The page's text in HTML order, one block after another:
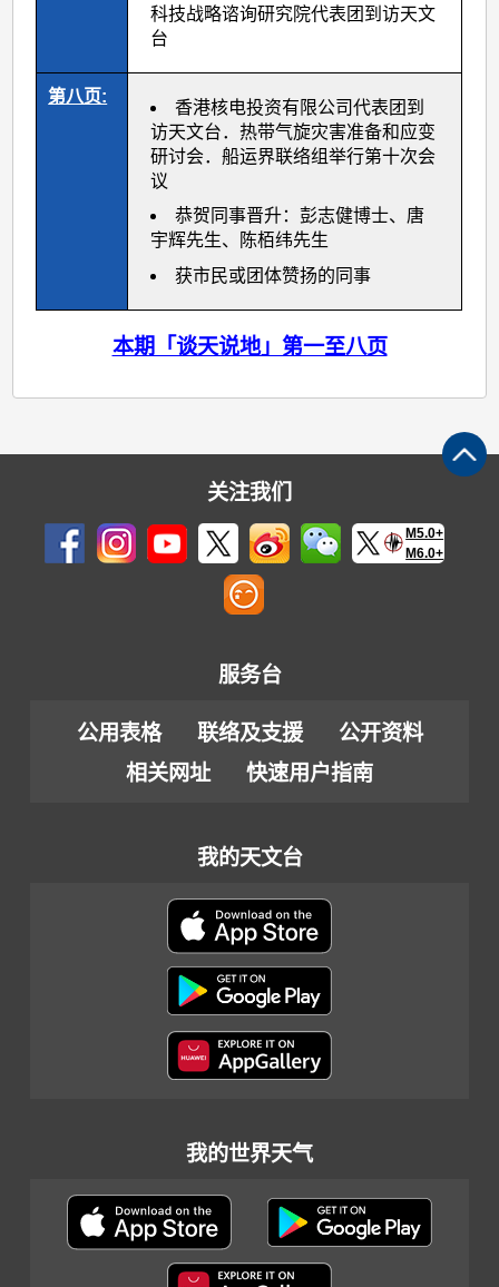
科技战略谘询研究院代表团到访天文
台
第八页:
香港核电投资有限公司代表团到
访天文台．热带气旋灾害准备和应变
研讨会．船运界联络组举行第十次会
议
恭贺同事晋升：彭志健博士、唐
宇辉先生、陈栢纬先生
获市民或团体赞扬的同事
本期「谈天说地」第一至八页
关注我们
M5.0+
M6.0+
服务台
公用表格 联络及支援
公开资料
相关网址
快速用户指南
我的天文台
我的世界天气